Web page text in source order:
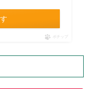
ポチップ